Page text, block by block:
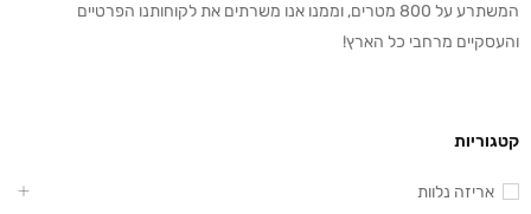
המשתרע על 800 מטרים, וממנו אנו משרתים את לקוחותנו הפרטיים
והעסקיים מרחבי כל הארץ!
קטגוריות
אריזה נלוות